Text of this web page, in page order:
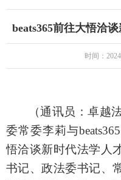
beats365前往大悟洽
时间：
（通讯员：卓越
委常委李莉与
悟洽谈新时代法学人
书记、政法委书记、